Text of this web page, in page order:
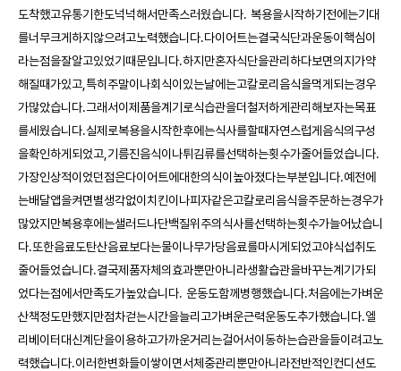
도착했고유통기한도넉넉해서만족스러웠습니다. 복용을시작하기전에는기대
를너무크게하지않으려고노력했습니다.다이어트는결국식단과운동이핵심이
라는점을잘알고있었기때문입니다.하지만혼자식단을관리하다보면의지가약
해질때가있고,특히주말이나회식이있는날에는고칼로리음식을먹게되는경우
가많았습니다.그래서이제품을계기로식습관을더철저하게관리해보자는목표
를세웠습니다.실제로복용을시작한후에는식사를할때자연스럽게음식의구성
을확인하게되었고,기름진음식이나튀김류를선택하는횟수가줄어들었습니다.
가장인상적이었던점은다이어트에대한의식이높아졌다는부분입니다.예전에
는배달앱을켜면별생각없이치킨이나피자같은고칼로리음식을주문하는경우가
많았지만복용후에는샐러드나단백질위주의식사를선택하는횟수가늘어났습니
다.또한음료도탄산음료보다는물이나무가당음료를마시게되었고야식섭취도
줄어들었습니다.결국제품자체의효과뿐만아니라생활습관을바꾸는계기가되
었다는점에서만족도가높았습니다. 운동도함께병행했습니다.처음에는가벼운
산책정도만했지만점차걷는시간을늘리고가벼운근력운동도추가했습니다.엘
리베이터대신계단을이용하고가까운거리는걸어서이동하는습관을들이려고노
력했습니다.이러한변화들이쌓이면서체중관리뿐만아니라전반적인컨디션도